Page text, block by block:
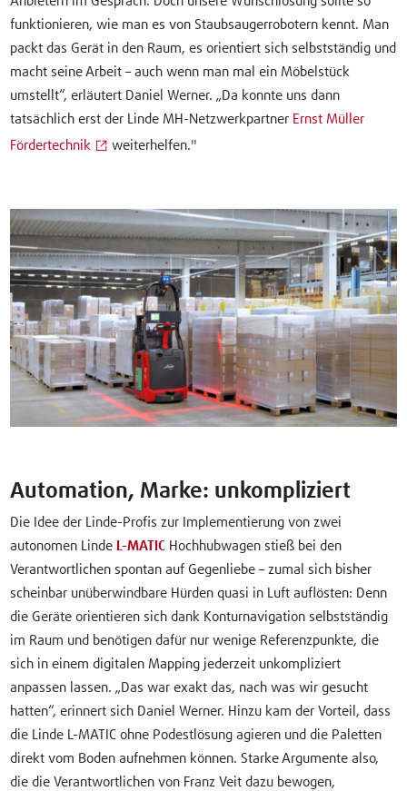
funktionieren, wie man es von Staubsaugerrobotern kennt. Man
packt das Gerät in den Raum, es orientiert sich selbstständig und
macht seine Arbeit – auch wenn man mal ein Möbelstück
umstellt“, erläutert Daniel Werner. „Da konnte uns dann
tatsächlich erst der Linde MH-Netzwerkpartner Ernst Müller
Fördertechnik
weiterhelfen."
Automation, Marke: unkompliziert
Die Idee der Linde-Profis zur Implementierung von zwei
autonomen Linde L-MATIC Hochhubwagen stieß bei den
Verantwortlichen spontan auf Gegenliebe – zumal sich bisher
scheinbar unüberwindbare Hürden quasi in Luft auflösten: Denn
die Geräte orientieren sich dank Konturnavigation selbstständig
im Raum und benötigen dafür nur wenige Referenzpunkte, die
sich in einem digitalen Mapping jederzeit unkompliziert
anpassen lassen. „Das war exakt das, nach was wir gesucht
hatten“, erinnert sich Daniel Werner. Hinzu kam der Vorteil, dass
die Linde L-MATIC ohne Podestlösung agieren und die Paletten
direkt vom Boden aufnehmen können. Starke Argumente also,
die die Verantwortlichen von Franz Veit dazu bewogen,